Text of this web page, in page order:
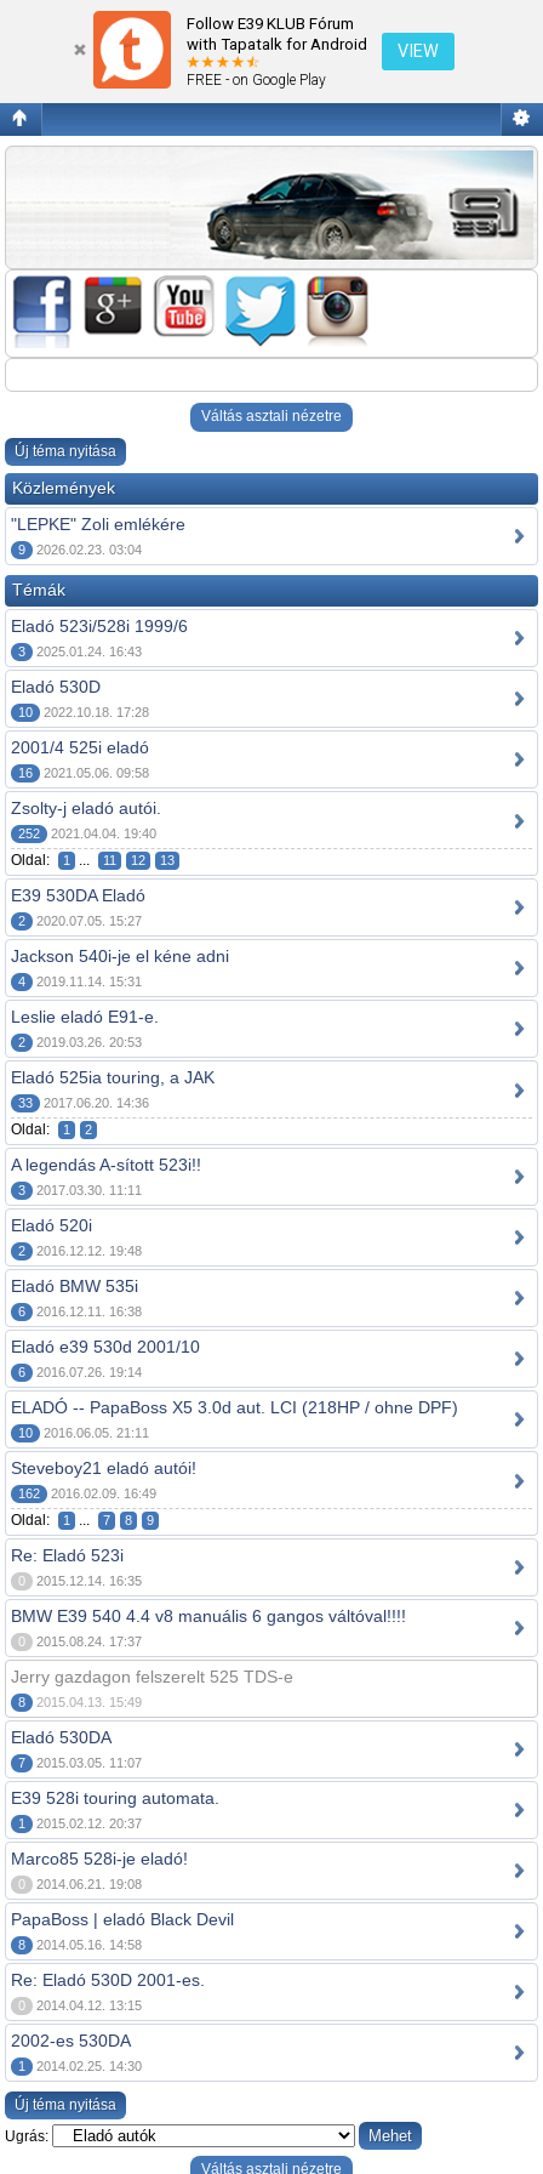
Follow E39 KLUB Fórum
with Tapatalk for Android
FREE - on Google Play
VIEW
Eladó autók
Váltás asztali nézetre
Új téma nyitása
Közlemények
"LEPKE" Zoli emlékére
9 2026.02.23. 03:04
Témák
Eladó 523i/528i 1999/6
3 2025.01.24. 16:43
Eladó 530D
10 2022.10.18. 17:28
2001/4 525i eladó
16 2021.05.06. 09:58
Zsolty-j eladó autói.
252 2021.04.04. 19:40
Oldal: 1 ... 11 12 13
E39 530DA Eladó
2 2020.07.05. 15:27
Jackson 540i-je el kéne adni
4 2019.11.14. 15:31
Leslie eladó E91-e.
2 2019.03.26. 20:53
Eladó 525ia touring, a JAK
33 2017.06.20. 14:36
Oldal: 1 2
A legendás A-sított 523i!!
3 2017.03.30. 11:11
Eladó 520i
2 2016.12.12. 19:48
Eladó BMW 535i
6 2016.12.11. 16:38
Eladó e39 530d 2001/10
6 2016.07.26. 19:14
ELADÓ -- PapaBoss X5 3.0d aut. LCI (218HP / ohne DPF)
10 2016.06.05. 21:11
Steveboy21 eladó autói!
162 2016.02.09. 16:49
Oldal: 1 ... 7 8 9
Re: Eladó 523i
0 2015.12.14. 16:35
BMW E39 540 4.4 v8 manuális 6 gangos váltóval!!!!
0 2015.08.24. 17:37
Jerry gazdagon felszerelt 525 TDS-e
8 2015.04.13. 15:49
Eladó 530DA
7 2015.03.05. 11:07
E39 528i touring automata.
1 2015.02.12. 20:37
Marco85 528i-je eladó!
0 2014.06.21. 19:08
PapaBoss | eladó Black Devil
8 2014.05.16. 14:58
Re: Eladó 530D 2001-es.
0 2014.04.12. 13:15
2002-es 530DA
1 2014.02.25. 14:30
Új téma nyitása
Ugrás:
Váltás asztali nézetre